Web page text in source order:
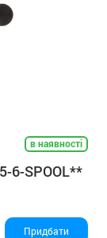
в наявності
6-SPOOL**
Придбати